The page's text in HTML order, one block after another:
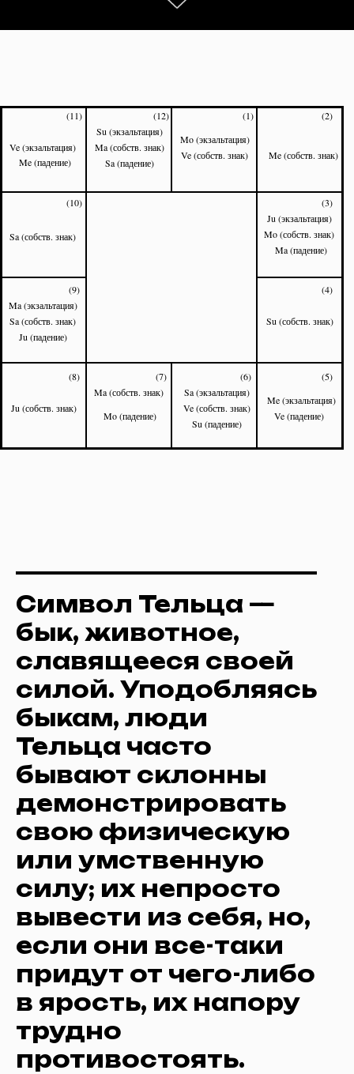
Sa (падение)
Ma (собств. знак)
Su (экзальтация)
(1) (2)
(3)
(4)
(5)
(6)
(7)
(8)
(9)
(10)
(11)
(12)
Mo (экзальтация)
Ve (собств. знак)
Me (собств. знак)
Ju (экзальтация)
Mo (собств. знак)
Ma (падение)
Su (собств. знак)
Me (экзальтация)
Ve (падение)
Sa (экзальтация)
Ve (собств. знак)
Su (падение)
Ma (собств. знак)
Mo (падение)
Ju (собств. знак)
Ma (экзальтация)
Sa (собств. знак)
Ju (падение)
Sa (собств. знак)
Ve (экзальтация)
Me (падение)
Символ Тельца —
бык, животное,
славящееся своей
силой. Уподобляясь
быкам, люди
Тельца часто
бывают склонны
демонстрировать
свою физическую
или умственную
силу; их непросто
вывести из себя, но,
если они все-таки
придут от чего-либо
в ярость, их напору
трудно
противостоять.